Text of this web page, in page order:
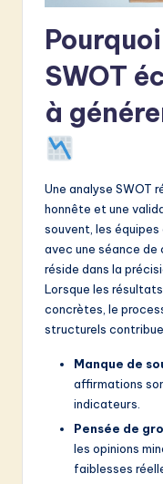
o
SWOT
à
Une analyse SWOT
honnête et une
souvent, les
avec une séance de
réside dans la
Lorsque les
concrètes, le
structurels
Manque de
affirmations
indicateurs.
Pensée de
les opinions
faiblesses